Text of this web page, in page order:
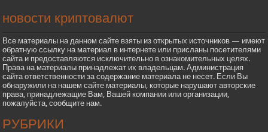
новости криптовалют
Все материалы на данном сайте взяты из открытых источников — имеют
обратную ссылку на материал в интернете или присланы посетителями
сайта и предоставляются исключительно в ознакомительных целях.
Права на материалы принадлежат их владельцам. Администрация
сайта ответственности за содержание материала не несет. Если Вы
обнаружили на нашем сайте материалы, которые нарушают авторские
права, принадлежащие Вам, Вашей компании или организации,
пожалуйста, сообщите нам.
РУБРИКИ